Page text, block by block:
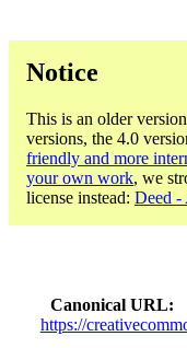
Notice
This is an older
versions, the 4.0
friendly and more
your own work, we
license instead: Deed -
Canonical URL
https://